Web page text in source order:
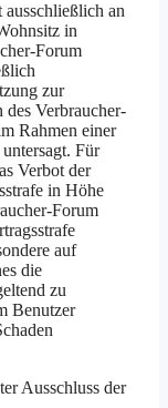
ausschließlich an
in
Forum
zur
Verbraucher-
Rahmen einer
Für
Verbot der
in Höhe
Forum
auf
die
zu
Benutzer
Ausschluss der